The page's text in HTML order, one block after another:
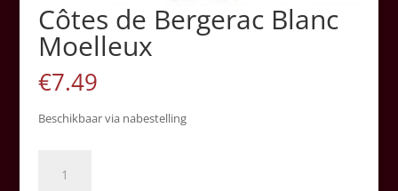
Côtes de Bergerac Blanc
Moelleux
€7.49
Beschikbaar via nabestelling